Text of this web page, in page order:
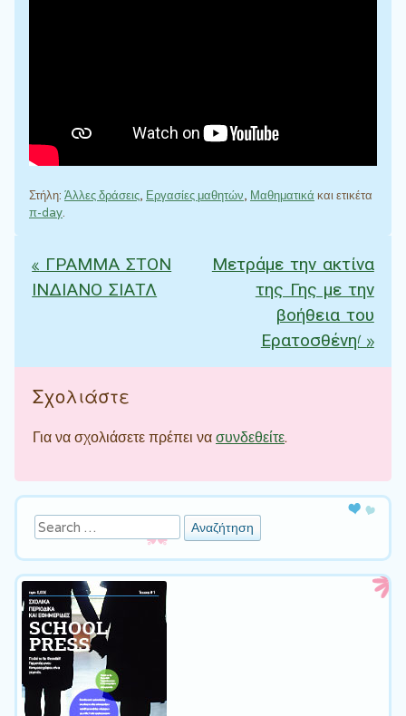
Στήλη: Άλλες δράσεις, Εργασίες μαθητών, Μαθηματικά και ετικέτα
π-day.
Πλοήγηση άρθρων
«ΓΡΑΜΜΑ ΣΤΟΝ
ΙΝΔΙΑΝΟ ΣΙΑΤΛ
Μετράμε την ακτίνα
της Γης με την
βοήθεια του
Ερατοσθένη!»
Σχολιάστε
Για να σχολιάσετε πρέπει νασυνδεθείτε.
Αναζήτηση